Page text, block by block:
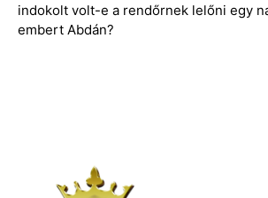
indokolt volt-e a rendőrnek lelőni egy
embert Abdán?